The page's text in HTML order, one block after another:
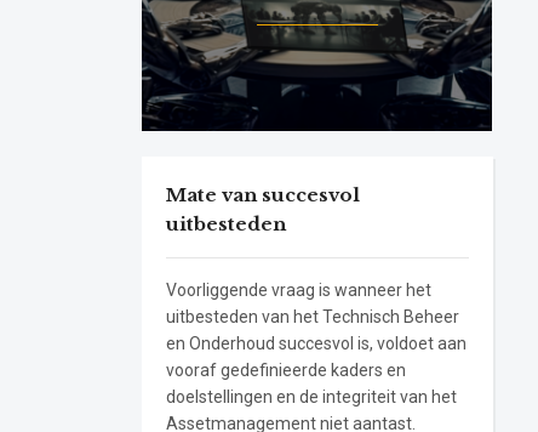
Mate van succesvol
uitbesteden
Voorliggende vraag is wanneer het
uitbesteden van het Technisch Beheer
en Onderhoud succesvol is, voldoet aan
vooraf gedefinieerde kaders en
doelstellingen en de integriteit van het
Assetmanagement niet aantast.